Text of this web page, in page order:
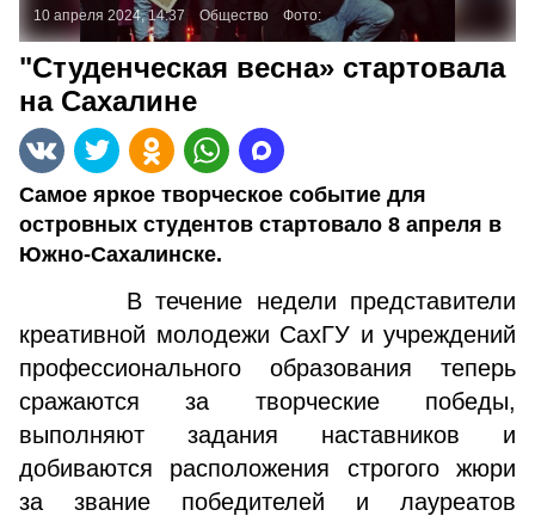
10 апреля 2024, 14:37 Общество Фото:
"Студенческая весна» стартовала
на Сахалине
Самое яркое творческое событие для
островных студентов стартовало 8 апреля в
Южно-Сахалинске.
В течение недели представители
креативной молодежи СахГУ и учреждений
профессионального образования теперь
сражаются за творческие победы,
выполняют задания наставников и
добиваются расположения строгого жюри
за звание победителей и лауреатов